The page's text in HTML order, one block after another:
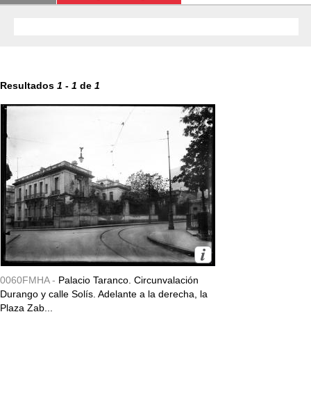
Resultados 1 - 1 de 1
0060FMHA - Palacio Taranco. Circunvalación
Durango y calle Solís. Adelante a la derecha, la
Plaza Zab...